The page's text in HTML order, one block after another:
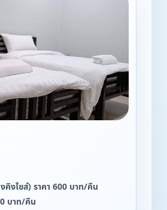
งไซส์) ราคา 600 บาท/คืน
บาท/คืน